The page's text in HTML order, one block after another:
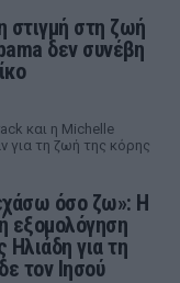
στιγμή στη ζωή
δεν συνέβη
και η Michelle
για τη ζωή της κόρης
όσο ζω»: Η
εξομολόγηση
Ηλιάδη για τη
τον Ιησού